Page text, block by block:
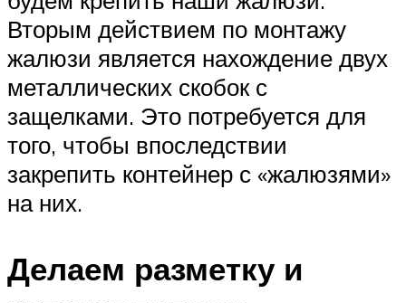
Вторым действием по монтажу
жалюзи является нахождение двух
металлических скобок с
защелками. Это потребуется для
того, чтобы впоследствии
закрепить контейнер с «жалюзями»
на них.
Делаем разметку и